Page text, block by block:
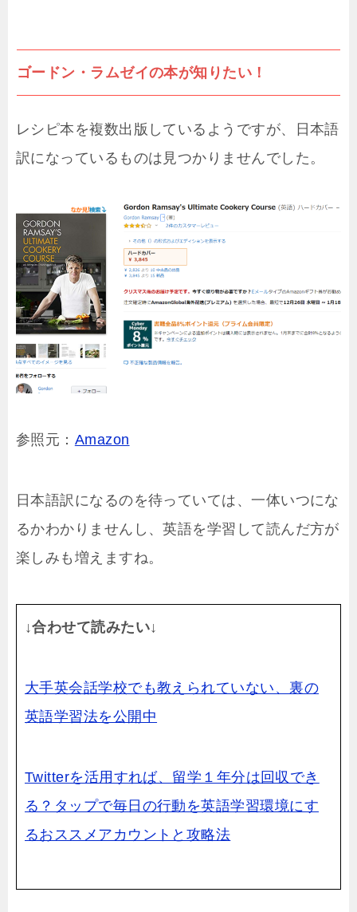
ゴードン・ラムゼイの本が知りたい！
レシピ本を複数出版しているようですが、日本語
訳になっているものは見つかりませんでした。
参照元： Amazon
日本語訳になるのを待っていては、一体いつにな
るかわかりませんし、英語を学習して読んだ方が
楽しみも増えますね。
↓合わせて読みたい↓
大手英会話学校でも教えられていない、裏の
英語学習法を公開中
Twitterを活用すれば、留学１年分は回収でき
る？タップで毎日の行動を英語学習環境にす
るおススメアカウントと攻略法